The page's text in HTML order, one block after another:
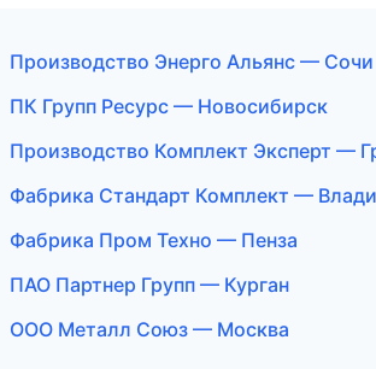
Производство Энерго Альянс — Сочи
ПК Групп Ресурс — Новосибирск
Производство Комплект Эксперт —
Фабрика Стандарт Комплект —
Фабрика Пром Техно — Пенза
ПАО Партнер Групп — Курган
ООО Металл Союз — Москва